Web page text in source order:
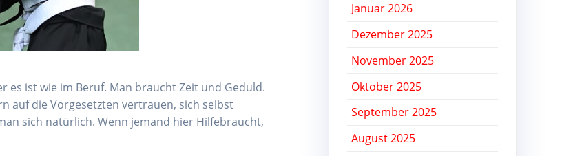
es ist wie im Beruf. Man braucht Zeit und Geduld.
auf die Vorgesetzten vertrauen, sich selbst
sich natürlich. Wenn jemand hier Hilfebraucht,
Januar 2026
Dezember 2025
November 2025
Oktober 2025
September 2025
August 2025